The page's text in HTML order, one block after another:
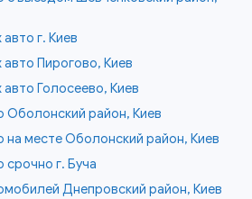
г. Киев
Пирогово, Киев
Голосеево, Киев
Оболонский район, Киев
на месте Оболонский район, Киев
срочно г. Буча
Днепровский район, Киев